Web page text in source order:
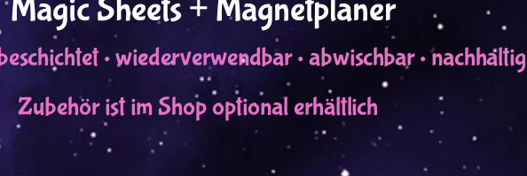
Magic Sheets + Magnetplaner
• wiederverwendbar • abwischbar • nachhaltig
Zubehör ist im Shop optional erhältlich